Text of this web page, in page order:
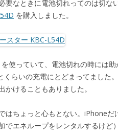
要なときに電池切れってのは切な
を購入しました。
を使っていて、電池切れの時には
らいの充電にとどまってました
けることもありました。
はちょっと心もとない。iPhone
でエネループをレンタルするけど